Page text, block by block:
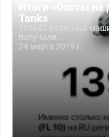
Итоги «Охоты на
Tanks
139647 колёсных
получили...
24 марта 2019 г.